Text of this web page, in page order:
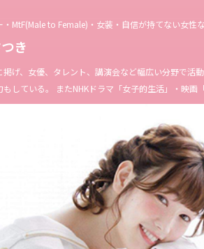
MtF(Male to Female)・女装・自信が持てない女
き
掲げ、女優、タレント、講演会など幅広い分野で
している。 またNHKドラマ「女子的生活」・映